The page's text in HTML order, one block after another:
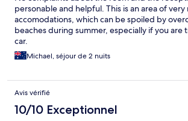
personable and helpful. This is an area of
accomodations, which can be spoiled by
beaches during summer, especially if you are
car.
Michael, séjour de 2 nuits
Avis vérifié
10/10 Exceptionnel